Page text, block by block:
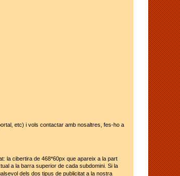
etc) i vols contactar amb nosaltres, fes-ho a
la cibertira de 468*60px que apareix a la part
a la barra superior de cada subdomini. Si la
dels dos tipus de publicitat a la nostra